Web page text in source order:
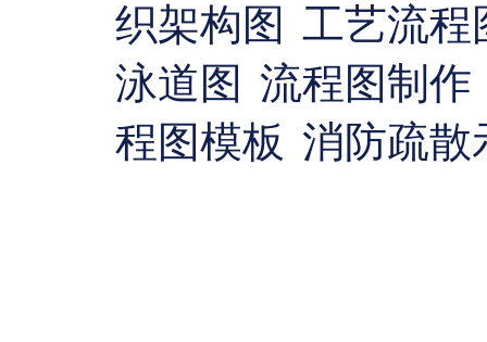
织架构图 工艺流
泳道图 流程图制作
程图模板 消防疏散